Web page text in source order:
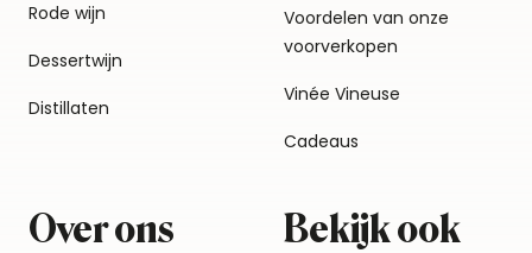
Rode wijn
Dessertwijn
Distillaten
Voordelen van onze
voorverkopen
Vinée Vineuse
Cadeaus
Over ons Bekijk ook